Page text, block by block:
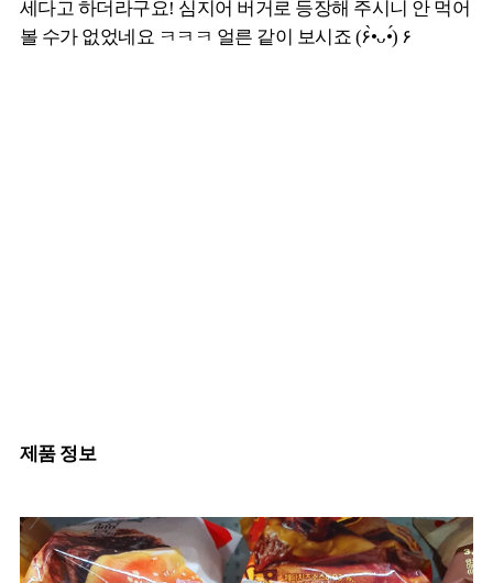
세다고 하더라구요! 심지어 버거로 등장해 주시니 안 먹어
볼 수가 없었네요 ㅋㅋㅋ 얼른 같이 보시죠 (۶•̀ᴗ•́) ۶
제품 정보